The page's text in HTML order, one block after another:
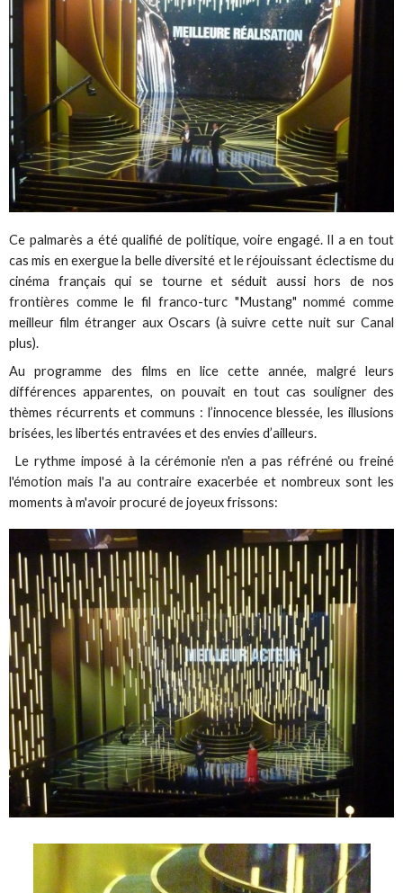
Ce palmarès a été qualifié de politique, voire engagé. Il a en tout
cas mis en exergue la belle diversité et le réjouissant éclectisme du
cinéma français qui se tourne et séduit aussi hors de nos
frontières comme le fil franco-turc "Mustang" nommé comme
meilleur film étranger aux Oscars (à suivre cette nuit sur Canal
plus).
Au programme des films en lice cette année, malgré leurs
différences apparentes, on pouvait en tout cas souligner des
thèmes récurrents et communs : l’innocence blessée, les illusions
brisées, les libertés entravées et des envies d’ailleurs.
Le rythme imposé à la cérémonie n'en a pas réfréné ou freiné
l'émotion mais l'a au contraire exacerbée et nombreux sont les
moments à m'avoir procuré de joyeux frissons: